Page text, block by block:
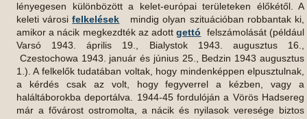
lényegesen különbözött a kelet-európai területeken élőkétől. A
keleti városifelkelések mindig olyan szituációban robbantak ki,
amikor a nácik megkezdték az adottgettó felszámolását (például
Varsó 1943. április 19., Bialystok 1943. augusztus 16.,
Czestochowa 1943. január és június 25., Bedzin 1943 augusztus
1.). A felkelők tudatában voltak, hogy mindenképpen elpusztulnak,
a kérdés csak az volt, hogy fegyverrel a kézben, vagy a
haláltáborokba deportálva. 1944-45 fordulóján a Vörös Hadsereg
már a fővárost ostromolta, a nácik és nyilasok veresége biztos